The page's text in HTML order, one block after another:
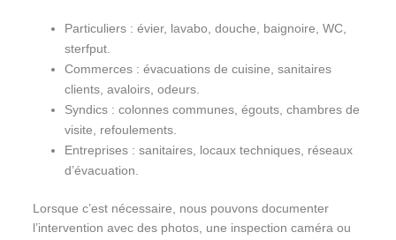
Particuliers : évier, lavabo, douche, baignoire, WC,
sterfput.
Commerces : évacuations de cuisine, sanitaires
clients, avaloirs, odeurs.
Syndics : colonnes communes, égouts, chambres de
visite, refoulements.
Entreprises : sanitaires, locaux techniques, réseaux
d’évacuation.
Lorsque c’est nécessaire, nous pouvons documenter
l’intervention avec des photos, une inspection caméra ou